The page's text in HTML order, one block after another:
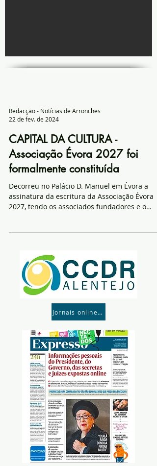
Redacção - Notícias de Arronches
22 de fev. de 2024
CAPITAL DA CULTURA -
Associação Évora 2027 foi
formalmente constituída
Decorreu no Palácio D. Manuel em Évora a
assinatura da escritura da Associação Évora
2027, tendo os associados fundadores e o
Jornais online- Para consultar